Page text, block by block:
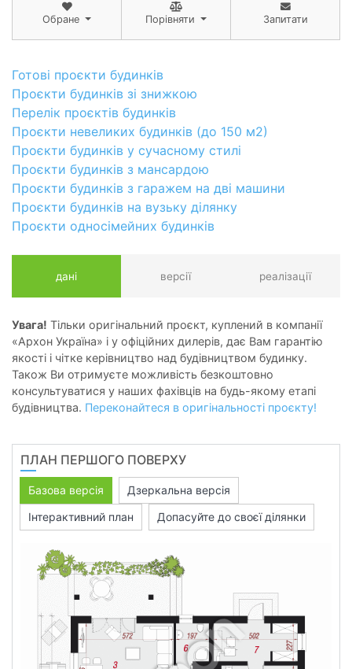
Обране Порівняти Запитати
Готові проєкти будинків
Проєкти будинків зі знижкою
Перелік проєктів будинків
Проєкти невеликих будинків (до 150 м2)
Проєкти будинків у сучасному стилі
Проєкти будинків з мансардою
Проєкти будинків з гаражем на дві машини
Проєкти будинків на вузьку ділянку
Проєкти односімейних будинків
дані версії реалізації
Увага! Тільки оригінальний проєкт, куплений в компанії
«Архон Україна» і у офіційних дилерів, дає Вам гарантію
якості і чітке керівництво над будівництвом будинку.
Також Ви отримуєте можливість безкоштовно
консультуватися у наших фахівців на будь-якому етапі
будівництва. Переконайтеся в оригінальності проєкту!
ПЛАН ПЕРШОГО ПОВЕРХУ
Базова версія
Дзеркальна версія
Інтерактивний план
Допасуйте до своєї ділянки